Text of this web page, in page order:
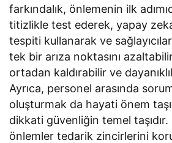
farkındalık, önlemenin ilk
titizlikle test ederek, yapay
tespiti kullanarak ve
tek bir arıza noktasını
ortadan kaldırabilir ve
Ayrıca, personel arasında
oluşturmak da hayati önem
dikkati güvenliğin temel
önlemler tedarik zincirlerini